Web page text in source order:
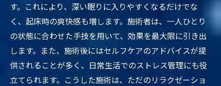
す。これにより、深い眠りに入りやすくなるだけでな
く、起床時の爽快感も増します。施術者は、一人ひとり
の状態に合わせた手技を用いて、効果を最大限に引き出
します。また、施術後にはセルフケアのアドバイスが提
供されることが多く、日常生活でのストレス管理にも役
立てられます。こうした施術は、ただのリラクゼーショ